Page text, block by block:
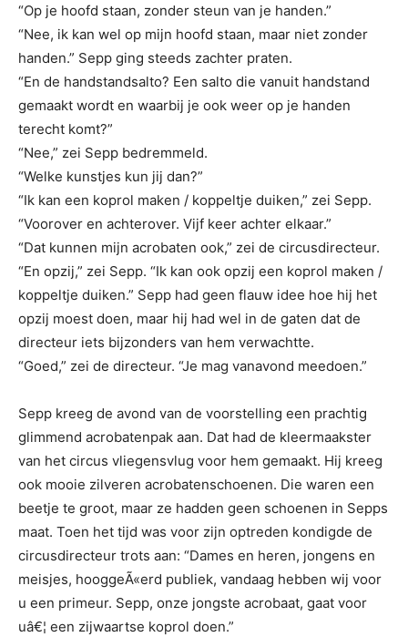
“Op je hoofd staan, zonder steun van je handen.”
“Nee, ik kan wel op mijn hoofd staan, maar niet zonder
handen.” Sepp ging steeds zachter praten.
“En de handstandsalto? Een salto die vanuit handstand
gemaakt wordt en waarbij je ook weer op je handen
terecht komt?”
“Nee,” zei Sepp bedremmeld.
“Welke kunstjes kun jij dan?”
“Ik kan een koprol maken / koppeltje duiken,” zei Sepp.
“Voorover en achterover. Vijf keer achter elkaar.”
“Dat kunnen mijn acrobaten ook,” zei de circusdirecteur.
“En opzij,” zei Sepp. “Ik kan ook opzij een koprol maken /
koppeltje duiken.” Sepp had geen flauw idee hoe hij het
opzij moest doen, maar hij had wel in de gaten dat de
directeur iets bijzonders van hem verwachtte.
“Goed,” zei de directeur. “Je mag vanavond meedoen.”
Sepp kreeg de avond van de voorstelling een prachtig
glimmend acrobatenpak aan. Dat had de kleermaakster
van het circus vliegensvlug voor hem gemaakt. Hij kreeg
ook mooie zilveren acrobatenschoenen. Die waren een
beetje te groot, maar ze hadden geen schoenen in Sepps
maat. Toen het tijd was voor zijn optreden kondigde de
circusdirecteur trots aan: “Dames en heren, jongens en
meisjes, hooggeÃ«erd publiek, vandaag hebben wij voor
u een primeur. Sepp, onze jongste acrobaat, gaat voor
uâ€¦ een zijwaartse koprol doen.”